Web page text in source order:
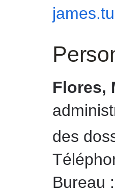
Flores,
des
Bureau